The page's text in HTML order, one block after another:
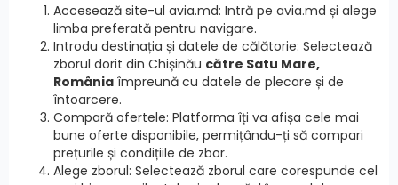
Accesează site-ul avia.md: Intră pe avia.md și alege
limba preferată pentru navigare.
Introdu destinația și datele de călătorie: Selectează
zborul dorit din Chișinău către Satu Mare,
România împreună cu datele de plecare și de
întoarcere.
Compară ofertele: Platforma îți va afișa cele mai
bune oferte disponibile, permițându-ți să compari
prețurile și condițiile de zbor.
Alege zborul: Selectează zborul care corespunde cel